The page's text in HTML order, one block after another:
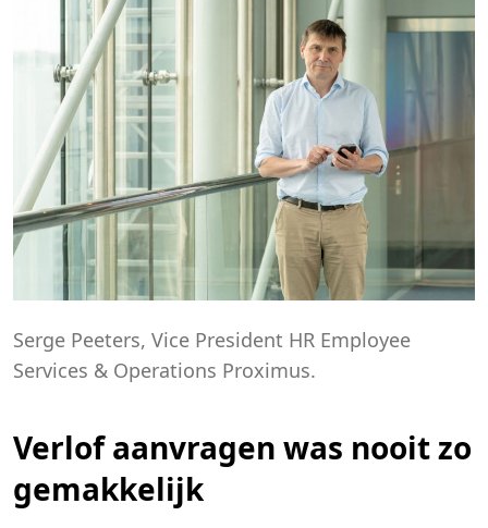
Serge Peeters, Vice President HR Employee
Services & Operations Proximus.
Verlof aanvragen was nooit zo
gemakkelijk